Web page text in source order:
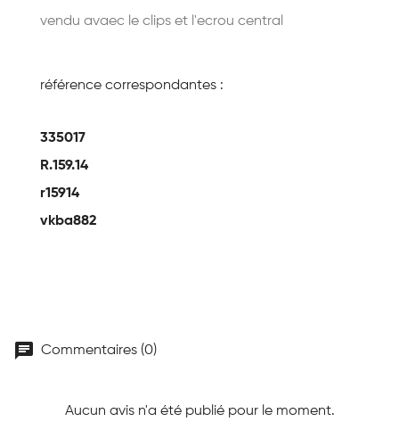
vendu avaec le clips et l'ecrou central
référence correspondantes :
335017
R.159.14
r15914
vkba882
chat Commentaires (0)
Aucun avis n'a été publié pour le moment.